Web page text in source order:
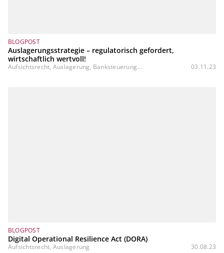
BLOGPOST
Auslagerungsstrategie – regulatorisch gefordert,
wirtschaftlich wertvoll!
Aufsichtsrecht, Auslagerung, Banksteuerung... 03.11.23
BLOGPOST
Digital Operational Resilience Act (DORA)
Aufsichtsrecht, Auslagerung 30.08.23